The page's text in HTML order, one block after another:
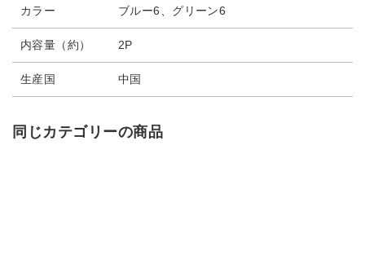
カラー ブルー6、グリーン6
内容量（約） 2P
生産国 中国
同じカテゴリーの商品